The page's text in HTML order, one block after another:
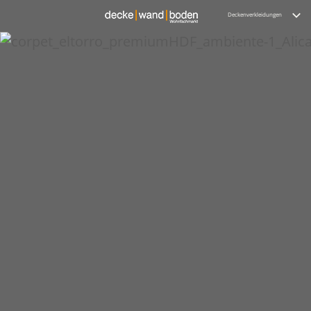
Deckenverkleidungen